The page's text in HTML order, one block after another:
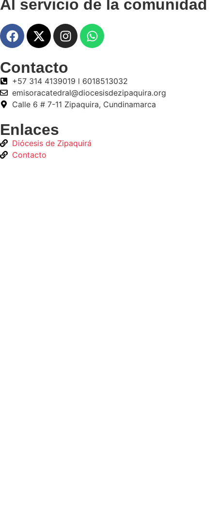
Al servicio de la comunidad
Contacto
+57 314 4139019 l 6018513032
emisoracatedral@diocesisdezipaquira.org
Calle 6 # 7-11 Zipaquira, Cundinamarca
Enlaces
Diócesis de Zipaquirá
Contacto